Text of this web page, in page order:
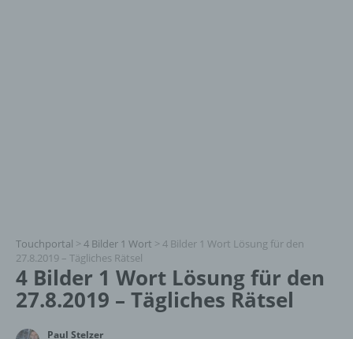
Touchportal > 4 Bilder 1 Wort > 4 Bilder 1 Wort Lösung für den
27.8.2019 – Tägliches Rätsel
4 Bilder 1 Wort Lösung für den
27.8.2019 – Tägliches Rätsel
Paul Stelzer